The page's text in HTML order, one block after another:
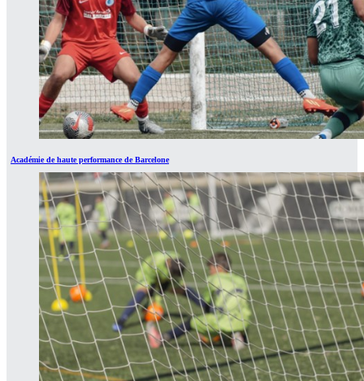
Académie de haute performance de Barcelone